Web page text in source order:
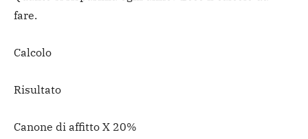
fare.
Calcolo
Risultato
Canone di affitto X 20%